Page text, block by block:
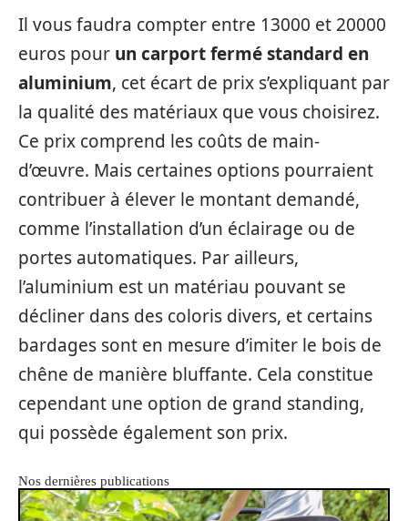
Il vous faudra compter entre 13000 et 20000
euros pour un carport fermé standard en
aluminium, cet écart de prix s’expliquant par
la qualité des matériaux que vous choisirez.
Ce prix comprend les coûts de main-
d’œuvre. Mais certaines options pourraient
contribuer à élever le montant demandé,
comme l’installation d’un éclairage ou de
portes automatiques. Par ailleurs,
l’aluminium est un matériau pouvant se
décliner dans des coloris divers, et certains
bardages sont en mesure d’imiter le bois de
chêne de manière bluffante. Cela constitue
cependant une option de grand standing,
qui possède également son prix.
Nos dernières publications